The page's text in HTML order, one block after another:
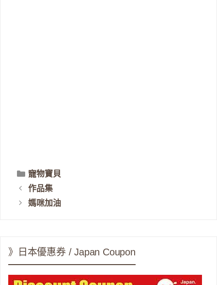
分
類
寵物寶貝
作品集
媽咪加油
》日本優惠券 / Japan Coupon